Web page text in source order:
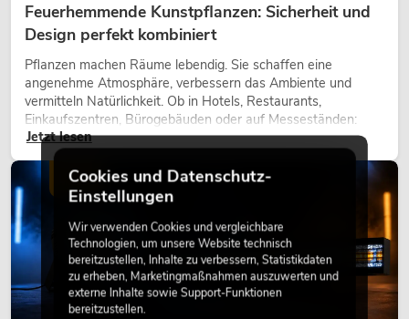
Feuerhemmende Kunstpflanzen: Sicherheit und
Design perfekt kombiniert
Pflanzen machen Räume lebendig. Sie schaffen eine
angenehme Atmosphäre, verbessern das Ambiente und
vermitteln Natürlichkeit. Ob in Hotels, Restaurants,
Einkaufszentren, Bürogebäuden oder auf Messeständen:
eine hochwertige Begrünung gehört heute längst zum
modernen Raumkonzept.
Jetzt lesen
LICHT
Cookies und Datenschutz-
Einstellungen
Wir verwenden Cookies und vergleichbare
Technologien, um unsere Website technisch
bereitzustellen, Inhalte zu verbessern, Statistikdaten
zu erheben, Marketingmaßnahmen auszuwerten und
externe Inhalte sowie Support-Funktionen
bereitzustellen.